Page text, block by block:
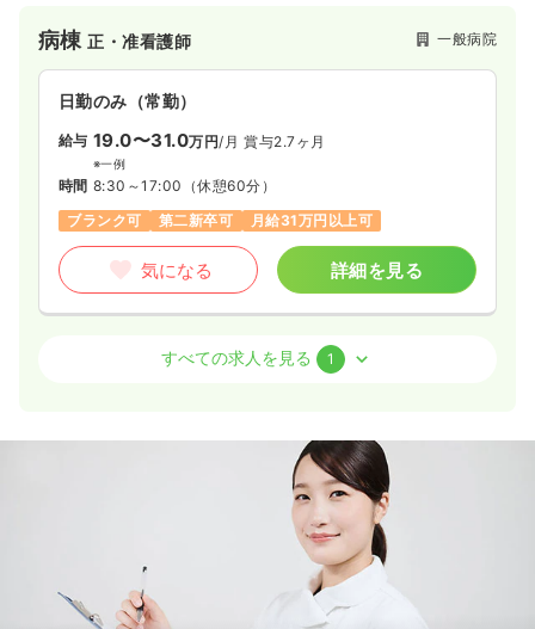
病棟正・准看護師 一般病院
日勤のみ（常勤）
給与 19.0〜31.0万円/月 賞与2.7ヶ月
※一例
時間 8:30～17:00 （休憩60分）
ブランク可
第二新卒可 月給31万円以上可
気になる 詳細を見る
正・准看護師
賞与2.6ヶ月
月給32万円以上可
気になる 詳細を見る
すべての求人を見る 1